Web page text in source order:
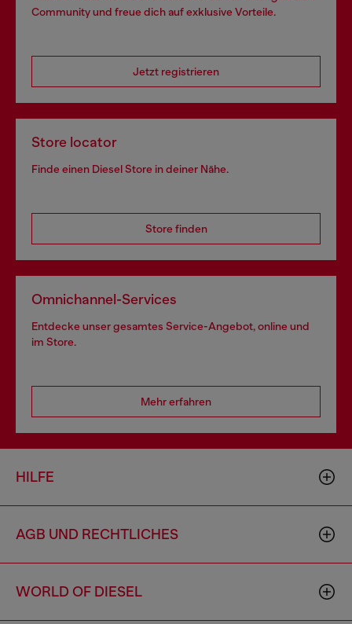
Community und freue dich auf exklusive Vorteile.
Jetzt registrieren
Store locator
Finde einen Diesel Store in deiner Nähe.
Store finden
Omnichannel-Services
Entdecke unser gesamtes Service-Angebot, online und
im Store.
Mehr erfahren
HILFE
AGB UND RECHTLICHES
WORLD OF DIESEL